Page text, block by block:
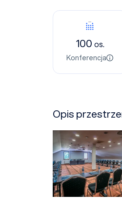
100 os.
Konferencja
Opis